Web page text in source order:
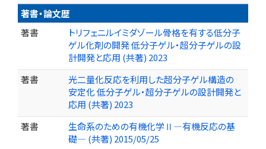
著書・論文歴
著書
トリフェニルイミダゾール骨格を有する低分子
ゲル化剤の開発 低分子ゲル・超分子ゲルの設
計開発と応用 (共著) 2023
著書
光二量化反応を利用した超分子ゲル構造の
安定化 低分子ゲル・超分子ゲルの設計開発と
応用 (共著) 2023
著書
生命系のための有機化学Ⅱ―有機反応の基
礎― (共著) 2015/05/25